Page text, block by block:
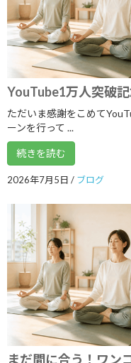
2023年5月
2023年4月
2023年3月
2023年2月
2023年1月
2022年12月
2022年11月
2022年9月
2022年8月
2022年7月
2022年6月
2022年5月
2022年4月
YouTube1万人突破
ただいま感謝をこめて
ーンを行って ...
続きを読む
2026年7月5日 / ブログ
まだ間に合う！ワン